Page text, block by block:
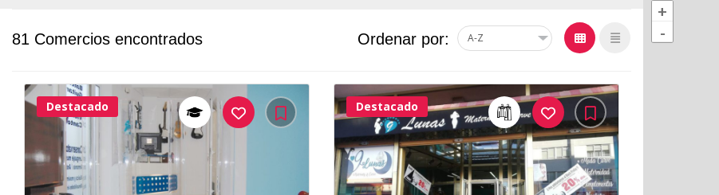
+
-
81 Comercios encontrados Ordenar por:
37Me
Destacado
31Me
Gusta
Destacado